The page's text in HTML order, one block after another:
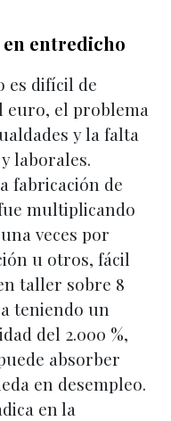
entredicho
es difícil de
euro, el problema
y la falta
laborales.
fabricación de
multiplicando
veces por
u otros, fácil
taller sobre 8
teniendo un
del 2.000 %,
absorber
en desempleo.
en la